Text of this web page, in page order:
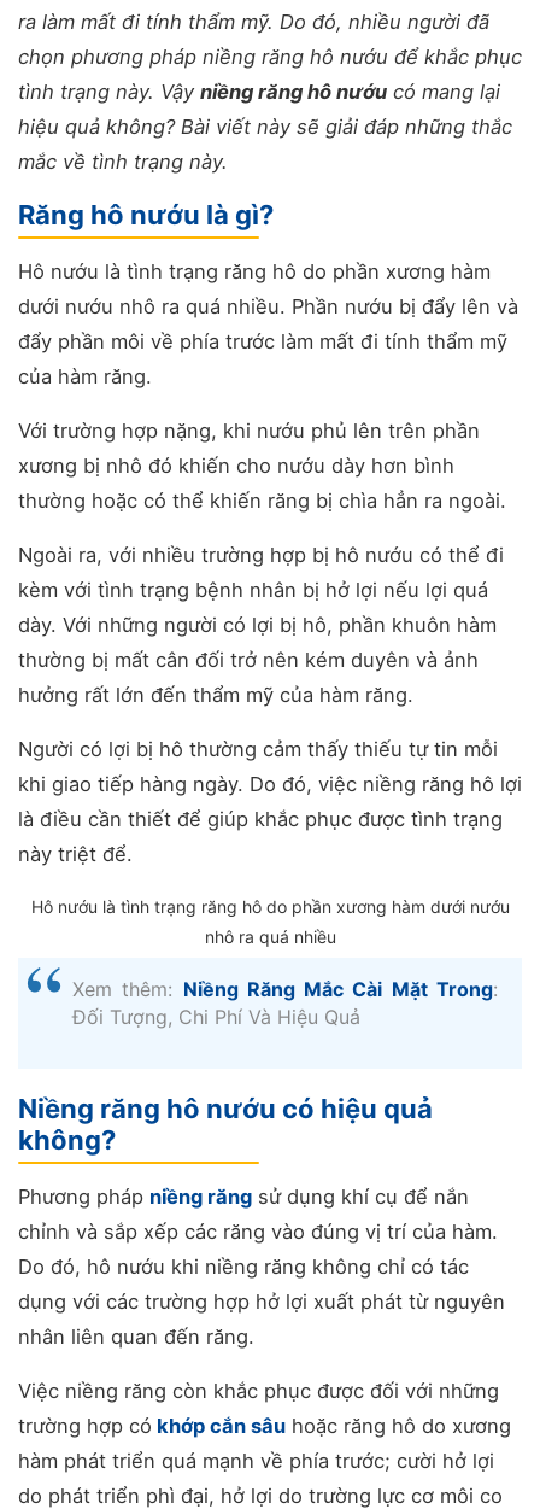
ra làm mất đi tính thẩm mỹ. Do đó, nhiều người đã
chọn phương pháp niềng răng hô nướu để khắc phục
tình trạng này. Vậy niềng răng hô nướu có mang lại
hiệu quả không? Bài viết này sẽ giải đáp những thắc
mắc về tình trạng này.
Răng hô nướu là gì?
Hô nướu là tình trạng răng hô do phần xương hàm
dưới nướu nhô ra quá nhiều. Phần nướu bị đẩy lên và
đẩy phần môi về phía trước làm mất đi tính thẩm mỹ
của hàm răng.
Với trường hợp nặng, khi nướu phủ lên trên phần
xương bị nhô đó khiến cho nướu dày hơn bình
thường hoặc có thể khiến răng bị chìa hẳn ra ngoài.
Ngoài ra, với nhiều trường hợp bị hô nướu có thể đi
kèm với tình trạng bệnh nhân bị hở lợi nếu lợi quá
dày. Với những người có lợi bị hô, phần khuôn hàm
thường bị mất cân đối trở nên kém duyên và ảnh
hưởng rất lớn đến thẩm mỹ của hàm răng.
Người có lợi bị hô thường cảm thấy thiếu tự tin mỗi
khi giao tiếp hàng ngày. Do đó, việc niềng răng hô lợi
là điều cần thiết để giúp khắc phục được tình trạng
này triệt để.
Hô nướu là tình trạng răng hô do phần xương hàm dưới nướu
nhô ra quá nhiều
Xem thêm: Niềng Răng Mắc Cài Mặt Trong:
Đối Tượng, Chi Phí Và Hiệu Quả
Niềng răng hô nướu có hiệu quả
không?
Phương pháp niềng răng sử dụng khí cụ để nắn
chỉnh và sắp xếp các răng vào đúng vị trí của hàm.
Do đó, hô nướu khi niềng răng không chỉ có tác
dụng với các trường hợp hở lợi xuất phát từ nguyên
nhân liên quan đến răng.
Việc niềng răng còn khắc phục được đối với những
trường hợp có khớp cắn sâu hoặc răng hô do xương
hàm phát triển quá mạnh về phía trước; cười hở lợi
do phát triển phì đại, hở lợi do trường lực cơ môi co